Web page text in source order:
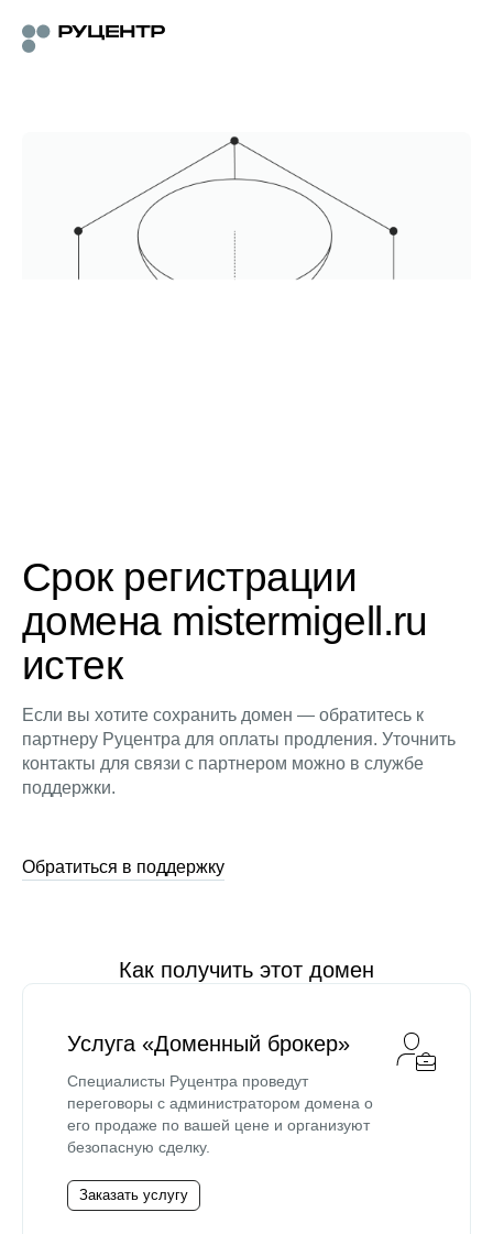
Срок регистрации
домена mistermigell.ru
истек
Если вы хотите сохранить домен — обратитесь к
партнеру Руцентра для оплаты продления. Уточнить
контакты для связи с партнером можно в службе
поддержки.
Обратиться в поддержку
Как получить этот домен
Услуга «Доменный брокер»
Специалисты Руцентра проведут
переговоры с администратором домена о
его продаже по вашей цене и организуют
безопасную сделку.
Заказать услугу